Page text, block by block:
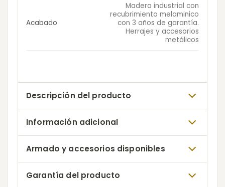
Acabado
Madera industrial con
recubrimiento melaminico
con 3 años de garantía.
Herrajes y accesorios
metálicos
Descripción del producto
Información adicional
Armado y accesorios disponibles
Garantía del producto